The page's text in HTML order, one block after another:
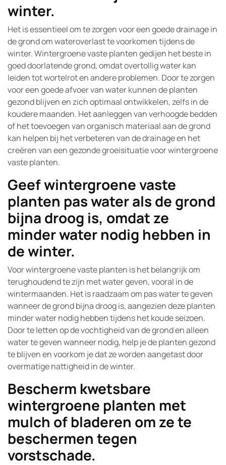
winter.
Het is essentieel om te zorgen voor een goede drainage in
de grond om wateroverlast te voorkomen tijdens de
winter. Wintergroene vaste planten gedijen het beste in
goed doorlatende grond, omdat overtollig water kan
leiden tot wortelrot en andere problemen. Door te zorgen
voor een goede afvoer van water kunnen de planten
gezond blijven en zich optimaal ontwikkelen, zelfs in de
koudere maanden. Het aanleggen van verhoogde bedden
of het toevoegen van organisch materiaal aan de grond
kan helpen bij het verbeteren van de drainage en het
creëren van een gezonde groeisituatie voor wintergroene
vaste planten.
Geef wintergroene vaste
planten pas water als de grond
bijna droog is, omdat ze
minder water nodig hebben in
de winter.
Voor wintergroene vaste planten is het belangrijk om
terughoudend te zijn met water geven, vooral in de
wintermaanden. Het is raadzaam om pas water te geven
wanneer de grond bijna droog is, aangezien deze planten
minder water nodig hebben tijdens het koude seizoen.
Door te letten op de vochtigheid van de grond en alleen
water te geven wanneer nodig, help je de planten gezond
te blijven en voorkom je dat ze worden aangetast door
overmatige nattigheid in de winter.
Bescherm kwetsbare
wintergroene planten met
mulch of bladeren om ze te
beschermen tegen
vorstschade.